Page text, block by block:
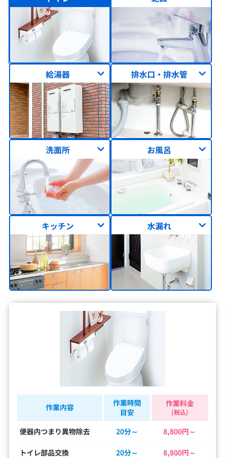
給湯器 排水口・排水管
洗面所 お風呂
キッチン 水漏れ
作業内容
作業時間
目安
作業料金
(税込)
便器内つまり異物除去 20分～ 8,800円～
トイレ部品交換 20分～ 8,800円～